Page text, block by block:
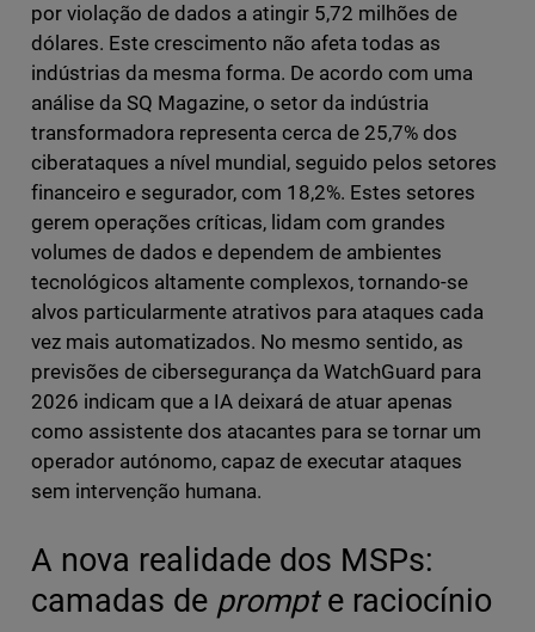
por violação de dados a atingir 5,72 milhões de
dólares. Este crescimento não afeta todas as
indústrias da mesma forma. De acordo com uma
análise da SQ Magazine, o setor da indústria
transformadora representa cerca de 25,7% dos
ciberataques a nível mundial, seguido pelos setores
financeiro e segurador, com 18,2%. Estes setores
gerem operações críticas, lidam com grandes
volumes de dados e dependem de ambientes
tecnológicos altamente complexos, tornando-se
alvos particularmente atrativos para ataques cada
vez mais automatizados. No mesmo sentido, as
previsões de cibersegurança da WatchGuard para
2026 indicam que a IA deixará de atuar apenas
como assistente dos atacantes para se tornar um
operador autónomo, capaz de executar ataques
sem intervenção humana.
A nova realidade dos MSPs:
camadas de prompte raciocínio